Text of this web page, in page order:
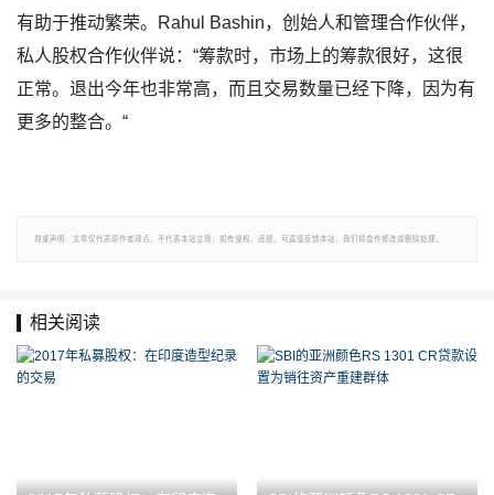
有助于推动繁荣。Rahul Bashin，创始人和管理合作伙伴，
私人股权合作伙伴说：“筹款时，市场上的筹款很好，这很
正常。退出今年也非常高，而且交易数量已经下降，因为有
更多的整合。“
郑重声明：文章仅代表原作者观点，不代表本站立场；如有侵权、违规，可直接反馈本站，我们将会作修改或删除处理。
相关阅读